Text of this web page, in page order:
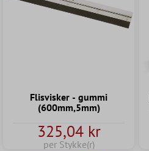
Flisvisker - gummi
(600mm,5mm)
325,04 kr
per Stykke(r)